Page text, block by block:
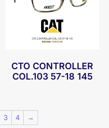
CTO CONTROLLER
COL.103 57-18 145
3 4 →